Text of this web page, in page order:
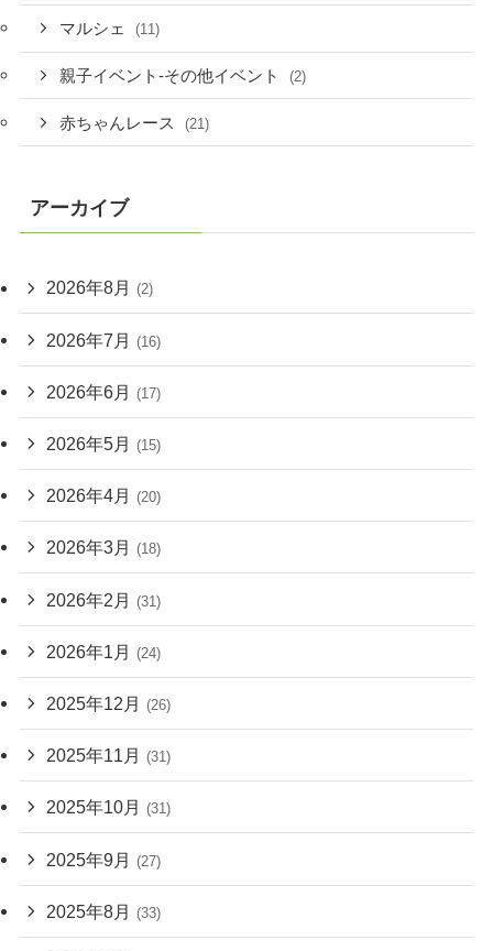
マルシェ (11)
親子イベント-その他イベント (2)
赤ちゃんレース (21)
アーカイブ
2026年8月 (2)
2026年7月 (16)
2026年6月 (17)
2026年5月 (15)
2026年4月 (20)
2026年3月 (18)
2026年2月 (31)
2026年1月 (24)
2025年12月 (26)
2025年11月 (31)
2025年10月 (31)
2025年9月 (27)
2025年8月 (33)